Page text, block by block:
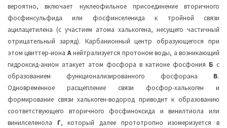
вероятно, включает нуклеофильное присоединение вторичного
фосфинсульфида или фосфинселенида к тройной связи
ацилацетилена (с участием атома халькогена, несущего частичный
отрицательный заряд). Карбанионный центр образующегося при
этом цвиттер-иона Анейтрализуется протоном воды, а возникающий
гидроксид-анион атакует атом фосфора в катионе фосфония Б с
образованием функционализированного фосфорана В.
Одновременное расщепление связи фосфор-халькоген и
формирование связи халькоген-водород приводит к образованию
соответствующего вторичного фосфиноксида и винилтиола или
винилселенола Г, который далее прототропно изомеризуется в